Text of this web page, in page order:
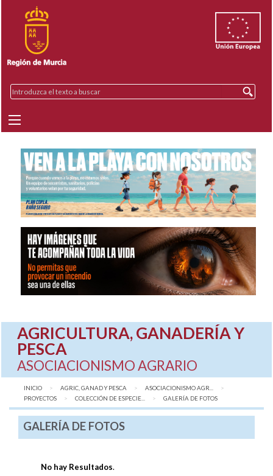
AGRICULTURA, GANADERÍA Y
PESCA
ASOCIACIONISMO AGRARIO
INICIO AGRIC, GANAD Y PESCA
ASOCIACIONISMO AGR...
PROYECTOS
COLECCIÓN DE ESPECIE... AQUÍ:
GALERÍA DE FOTOS
GALERÍA DE FOTOS
No hay Resultados.